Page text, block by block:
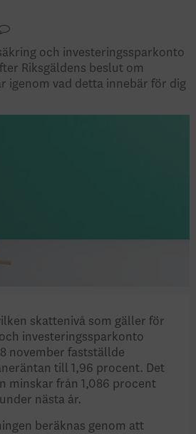
och investeringssparkonto
Riksgäldens beslut om
igenom vad detta innebär för dig
skattenivå som gäller för
investeringssparkonto
november fastställde
till 1,96 procent. Det
minskar från 1,086 procent
nästa år.
beräknas genom att